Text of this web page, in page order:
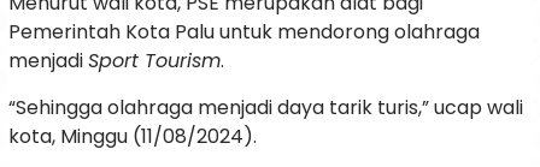
Pemerintah Kota Palu untuk mendorong olahraga
menjadiSport Tourism.
“Sehingga olahraga menjadi daya tarik turis,” ucap wali
kota, Minggu (11/08/2024).